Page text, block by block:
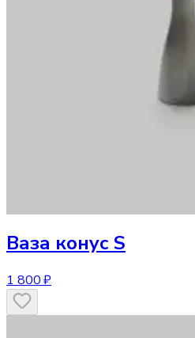
Ваза конус S
1 800 ₽